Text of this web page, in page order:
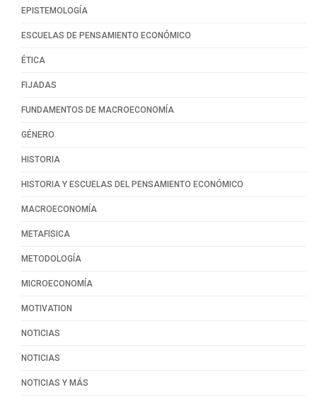
EPISTEMOLOGÍA
ESCUELAS DE PENSAMIENTO ECONÓMICO
ÉTICA
FIJADAS
FUNDAMENTOS DE MACROECONOMÍA
GÉNERO
HISTORIA
HISTORIA Y ESCUELAS DEL PENSAMIENTO ECONÓMICO
MACROECONOMÍA
METAFISICA
METODOLOGÍA
MICROECONOMÍA
MOTIVATION
NOTICIAS
NOTICIAS
NOTICIAS Y MÁS